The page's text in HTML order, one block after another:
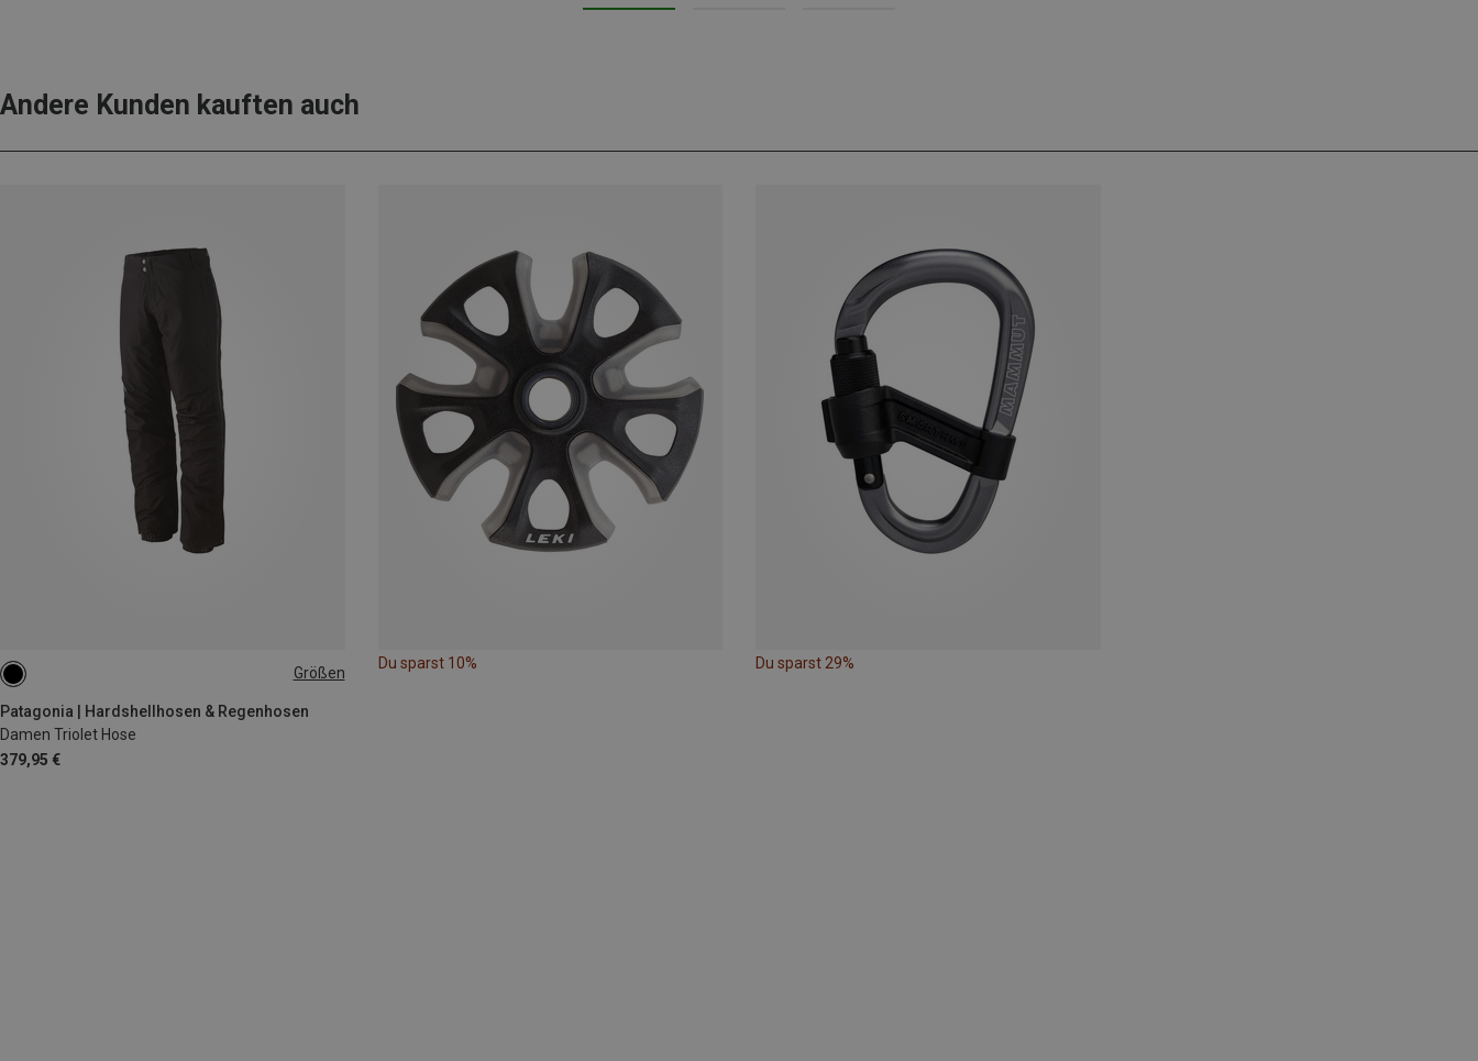
Andere Kunden kauften auch
Größen
Patagonia | Hardshellhosen & Regenhosen
Damen Triolet Hose
379,95 €
XS
Du sparst 10% Du sparst 29%